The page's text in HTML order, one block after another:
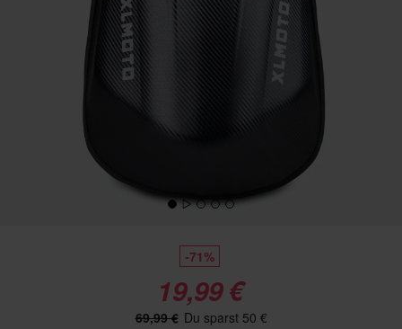
-71%
19,99 €
69,99 € Du sparst 50 €